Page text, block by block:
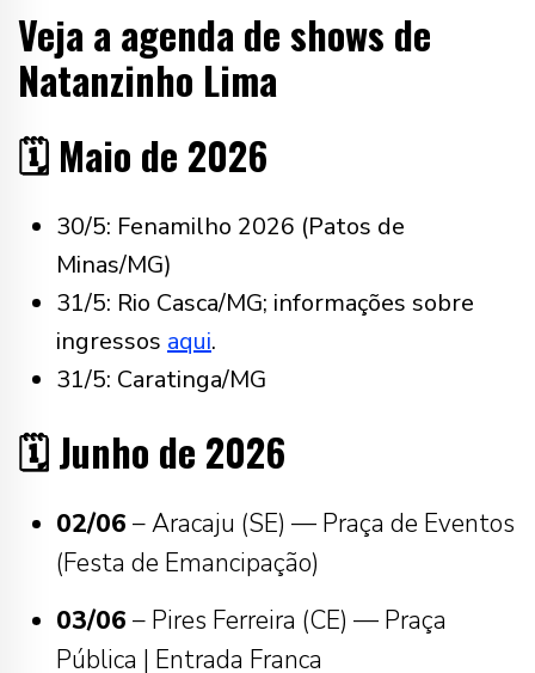
Veja a agenda de shows de
Natanzinho Lima
🗓️ Maio de 2026
30/5: Fenamilho 2026 (Patos de
Minas/MG)
31/5: Rio Casca/MG; informações sobre
ingressos aqui.
31/5: Caratinga/MG
🗓️ Junho de 2026
02/06 – Aracaju (SE) — Praça de Eventos
(Festa de Emancipação)
03/06 – Pires Ferreira (CE) — Praça
Pública | Entrada Franca